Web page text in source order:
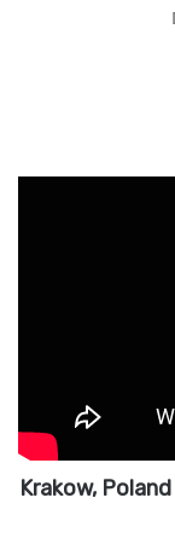
Krakow,